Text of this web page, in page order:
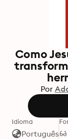
Como
Por
Idioma
Português